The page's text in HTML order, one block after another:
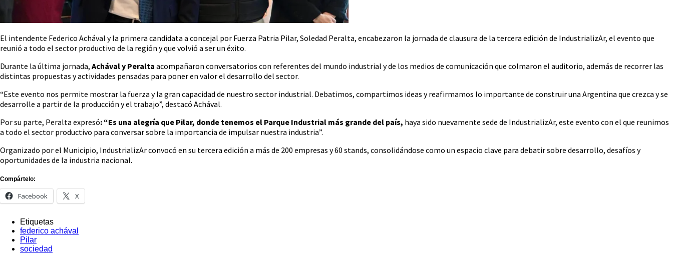
El intendente Federico Achával y la primera candidata a concejal por Fuerza Patria Pilar, Soledad Peralta, encabezaron la jornada de clausura de la tercera edición de IndustrializAr, el evento que
reunió a todo el sector productivo de la región y que volvió a ser un éxito.
Durante la última jornada, Achával y Peralta acompañaron conversatorios con referentes del mundo industrial y de los medios de comunicación que colmaron el auditorio, además de recorrer las
distintas propuestas y actividades pensadas para poner en valor el desarrollo del sector.
“Este evento nos permite mostrar la fuerza y la gran capacidad de nuestro sector industrial. Debatimos, compartimos ideas y reafirmamos lo importante de construir una Argentina que crezca y se
desarrolle a partir de la producción y el trabajo”, destacó Achával.
Por su parte, Peralta expresó: “Es una alegría que Pilar, donde tenemos el Parque Industrial más grande del país, haya sido nuevamente sede de IndustrializAr, este evento con el que reunimos
a todo el sector productivo para conversar sobre la importancia de impulsar nuestra industria”.
Organizado por el Municipio, IndustrializAr convocó en su tercera edición a más de 200 empresas y 60 stands, consolidándose como un espacio clave para debatir sobre desarrollo, desafíos y
oportunidades de la industria nacional.
Compártelo:
Facebook X
Etiquetas
federico achával
Pilar
sociedad